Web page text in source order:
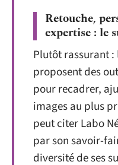
Retouche,
expertise : le
Plutôt rassurant
proposent des
pour recadrer,
images au plus
peut citer Labo
par son savoir-
diversité de ses